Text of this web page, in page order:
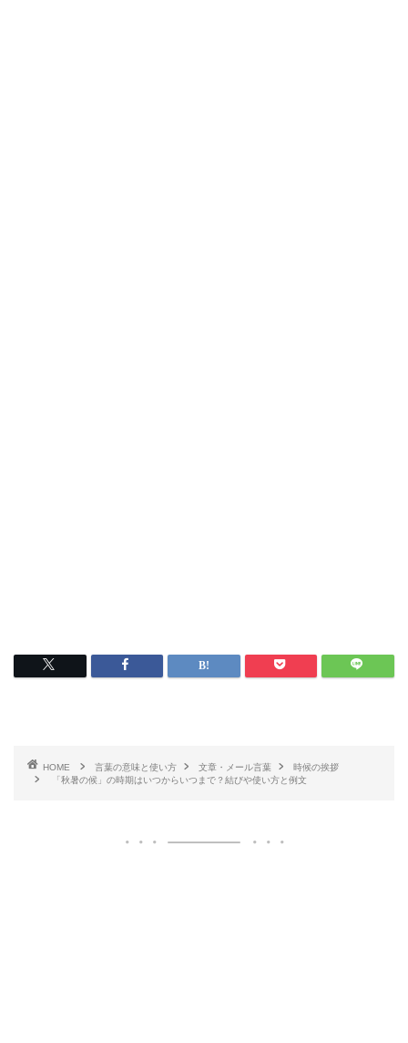
HOME 言葉の意味と使い方 文章・メール言葉
時候の挨拶
「秋暑の候」の時期はいつからいつまで？結びや使い方と例文